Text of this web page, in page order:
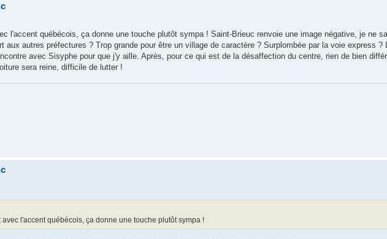
l'accent québécois, ça donne une touche plutôt sympa ! Saint-Brieuc renvoie une image négative, je ne
aux autres préfectures ? Trop grande pour être un village de caractère ? Surplombée par la voie express ?
avec Sisyphe pour que j'y aille. Après, pour ce qui est de la désaffection du centre, rien de bien
sera reine, difficile de lutter !
l'accent québécois, ça donne une touche plutôt sympa !